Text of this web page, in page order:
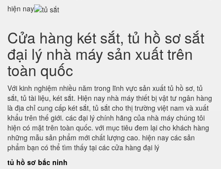
hiện nay
Cửa hàng két sắt, tủ hồ sơ sắt
đại lý nhà máy sản xuất trên
toàn quốc
Với kinh nghiệm nhiều năm trong lĩnh vực sản xuất tủ hồ sơ, tủ
sắt, tủ tài liệu, két sắt. Hiện nay nhà máy thiết bị vật tư ngân hàng
là địa chỉ cung cấp két sắt, tủ sắt cho thị trường việt nam và xuất
khẩu trên thế giới. các đại lý chính hãng của nhà máy chúng tôi
hiện có mặt trên toàn quốc. với mục tiêu đem lại cho khách hàng
những mẫu sản phẩm mới chất lượng cao. hiện nay các sản
phẩm bạn có thể tìm thấy tại các cửa hàng đại lý
tủ hồ sơ bắc ninh